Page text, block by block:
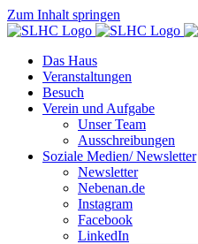
Zum Inhalt springen
Das Haus
Veranstaltungen
Besuch
Verein und Aufgabe
Unser Team
Ausschreibungen
Soziale Medien/ Newsletter
Newsletter
Nebenan.de
Instagram
Facebook
LinkedIn